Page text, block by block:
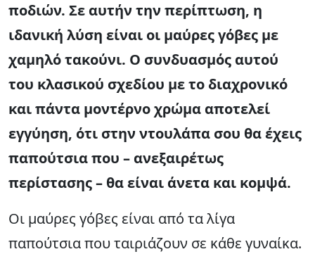
ποδιών. Σε αυτήν την περίπτωση, η
ιδανική λύση είναι οι μαύρες γόβες με
χαμηλό τακούνι. Ο συνδυασμός αυτού
του κλασικού σχεδίου με το διαχρονικό
και πάντα μοντέρνο χρώμα αποτελεί
εγγύηση, ότι στην ντουλάπα σου θα έχεις
παπούτσια που – ανεξαιρέτως
περίστασης – θα είναι άνετα και κομψά.
Οι μαύρες γόβες είναι από τα λίγα
παπούτσια που ταιριάζουν σε κάθε γυναίκα.